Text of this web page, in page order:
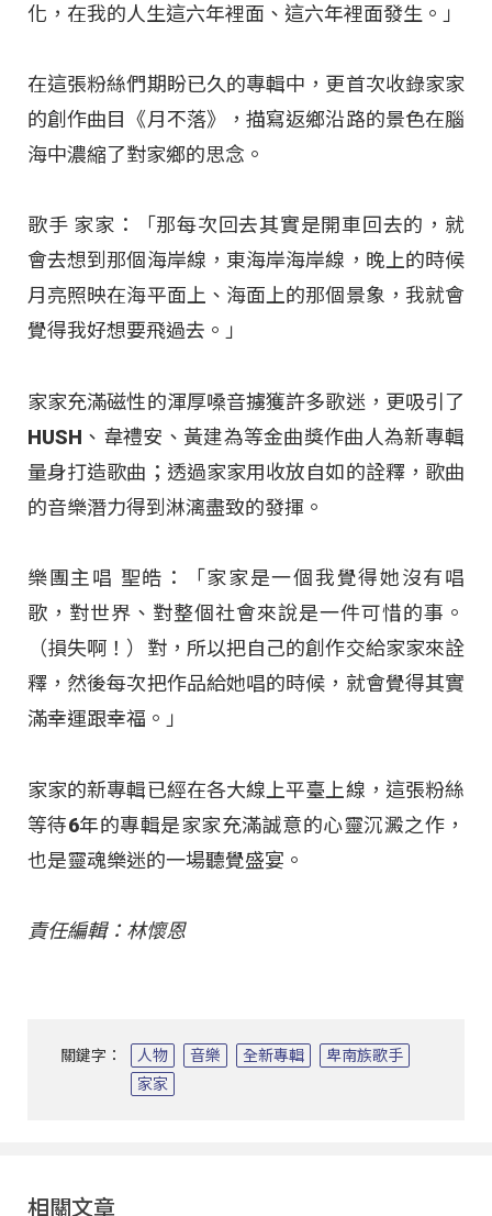
化，在我的人生這六年裡面、這六年裡面發生。」
在這張粉絲們期盼已久的專輯中，更首次收錄家家
的創作曲目《月不落》，描寫返鄉沿路的景色在腦
海中濃縮了對家鄉的思念。
歌手 家家：「那每次回去其實是開車回去的，就
會去想到那個海岸線，東海岸海岸線，晚上的時候
月亮照映在海平面上、海面上的那個景象，我就會
覺得我好想要飛過去。」
家家充滿磁性的渾厚嗓音擄獲許多歌迷，更吸引了
HUSH、韋禮安、黃建為等金曲獎作曲人為新專輯
量身打造歌曲；透過家家用收放自如的詮釋，歌曲
的音樂潛力得到淋漓盡致的發揮。
樂團主唱 聖皓：「家家是一個我覺得她沒有唱
歌，對世界、對整個社會來說是一件可惜的事。
（損失啊！）對，所以把自己的創作交給家家來詮
釋，然後每次把作品給她唱的時候，就會覺得其實
滿幸運跟幸福。」
家家的新專輯已經在各大線上平臺上線，這張粉絲
等待6年的專輯是家家充滿誠意的心靈沉澱之作，
也是靈魂樂迷的一場聽覺盛宴。
責任編輯：林懷恩
關鍵字： 人物 音樂 全新專輯
卑南族歌手
家家
相關文章